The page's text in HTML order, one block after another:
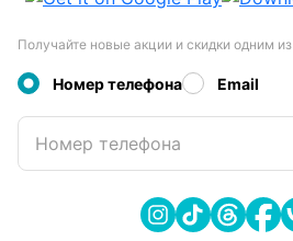
Получайте новые акции и скидки одним
Номер телефона Email
Номер телефона